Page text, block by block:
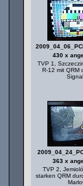
430 x
TVP 1,
R-12 mit QRM
363 x
TVP 2,
starken QRM